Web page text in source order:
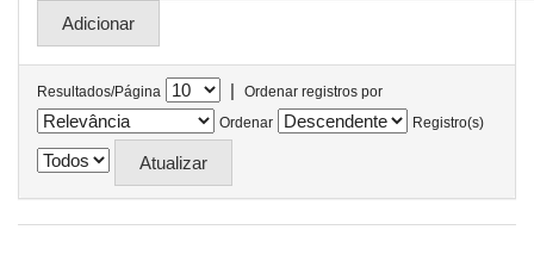
Resultados/Página |
Ordenar registros por
Ordenar
Registro(s)